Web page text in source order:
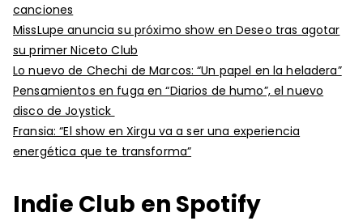
canciones
MissLupe anuncia su próximo show en Deseo tras agotar
su primer Niceto Club
Lo nuevo de Chechi de Marcos: “Un papel en la heladera”
Pensamientos en fuga en “Diarios de humo”, el nuevo
disco de Joystick
Fransia: “El show en Xirgu va a ser una experiencia
energética que te transforma”
Indie Club en Spotify